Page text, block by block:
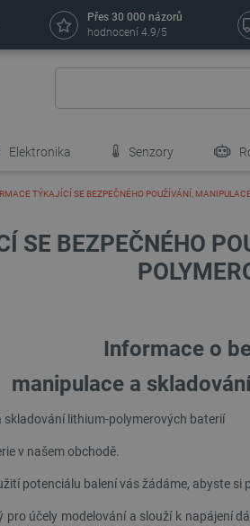
Přes 30 000 názorů
hodnocení 4.9/5
Elektronika Senzory
TÝKAJÍCÍ SE BEZPEČNÉHO POUŽÍVÁNÍ,
SE BEZPEČNÉHO
Informace o
manipulace a
lithium-polymerových baterií
v našem obchodě.
potenciálu balení vás žádáme, abyste si
pro účely modelování a slouží k